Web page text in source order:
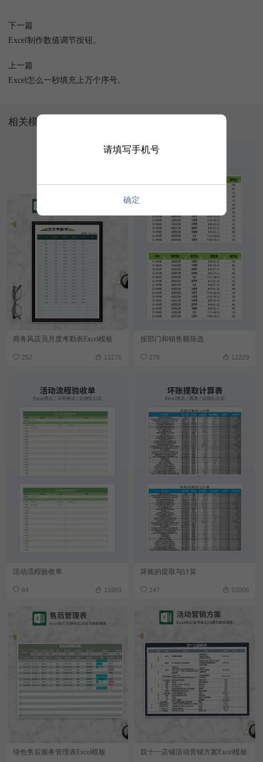
下一篇
Excel制作数值调节按钮。
上一篇
Excel怎么一秒填充上万个序号。
相关模板
商务风店员月度考勤表Excel模板
252 11276
按部门和销售额筛选
278 12229
活动流程验收单
64 11683
坏账的提取与计算
147 10006
绿色售后服务管理表Excel模板 双十一店铺活动营销方案Excel模板
请填写手机号
确定